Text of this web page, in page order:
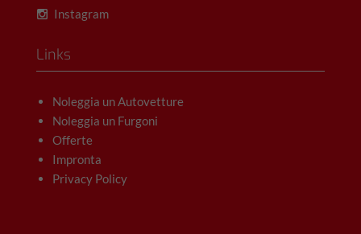
Instagram
Links
Noleggia un Autovetture
Noleggia un Furgoni
Offerte
Impronta
Privacy Policy